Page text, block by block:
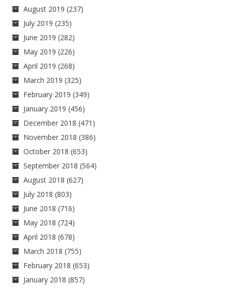
August 2019 (237)
July 2019 (235)
June 2019 (282)
May 2019 (226)
April 2019 (268)
March 2019 (325)
February 2019 (349)
January 2019 (456)
December 2018 (471)
November 2018 (386)
October 2018 (653)
September 2018 (564)
August 2018 (627)
July 2018 (803)
June 2018 (716)
May 2018 (724)
April 2018 (678)
March 2018 (755)
February 2018 (653)
January 2018 (857)